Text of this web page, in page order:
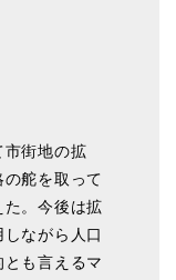
市街地の拡
舵を取って
た。今後は拡
ながら人口
も言えるマ